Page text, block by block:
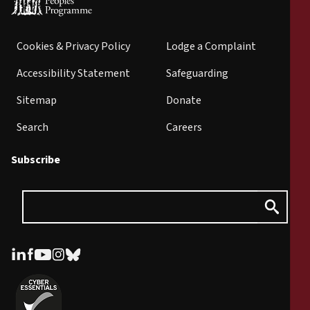
Cookies & Privacy Policy
Accessibility Statement
Sitemap
Search
Lodge a Complaint
Safeguarding
Donate
Careers
Subscribe